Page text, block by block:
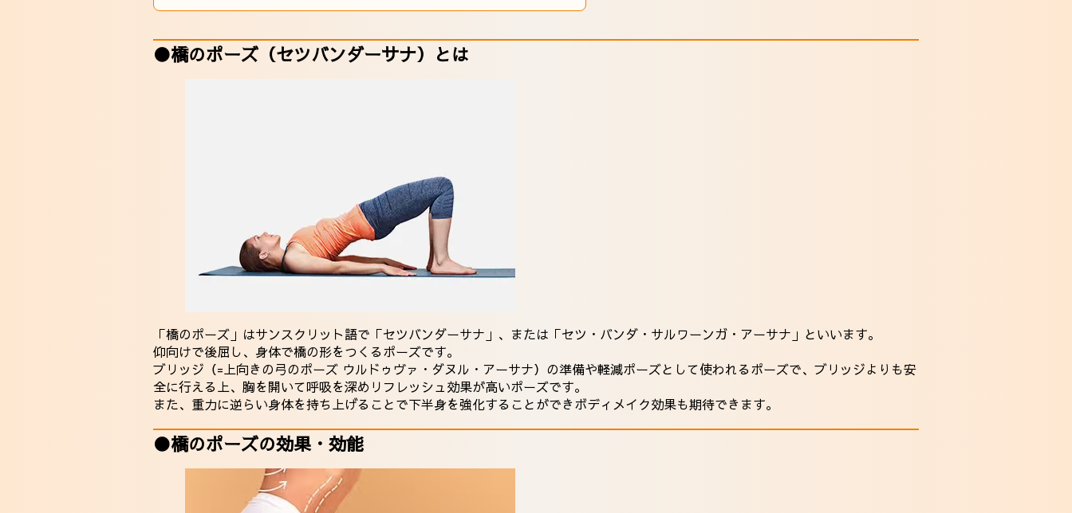
●橋のポーズ（セツバンダーサナ）とは
「橋のポーズ」はサンスクリット語で「セツバンダーサナ」、または「セツ・バンダ・サルワーンガ・アーサナ」といいます。
仰向けで後屈し、身体で橋の形をつくるポーズです。
ブリッジ（=上向きの弓のポーズ ウルドゥヴァ・ダヌル・アーサナ）の準備や軽減ポーズとして使われるポーズで、ブリッジよりも安
全に行える上、胸を開いて呼吸を深めリフレッシュ効果が高いポーズです。
また、重力に逆らい身体を持ち上げることで下半身を強化することができボディメイク効果も期待できます。
●橋のポーズの効果・効能